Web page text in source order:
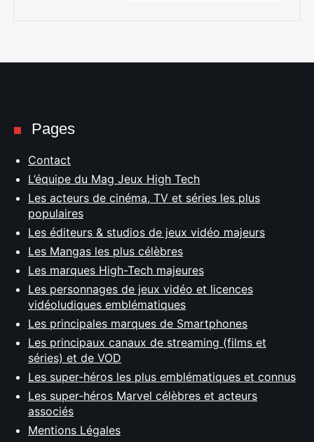
Pages
Contact
L’équipe du Mag Jeux High Tech
Les acteurs de cinéma, TV et séries les plus
populaires
Les éditeurs & studios de jeux vidéo majeurs
Les Mangas les plus célèbres
Les marques High-Tech majeures
Les personnages de jeux vidéo et licences
vidéoludiques emblématiques
Les principales marques de Smartphones
Les principaux canaux de streaming (films et
séries) et de VOD
Les super-héros les plus emblématiques et connus
Les super-héros Marvel célèbres et acteurs
associés
Mentions Légales